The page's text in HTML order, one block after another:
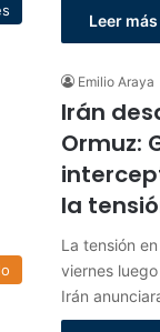
Leer más
Emilio Araya
Irán
Ormuz:
la
La tensión
viernes
Irán